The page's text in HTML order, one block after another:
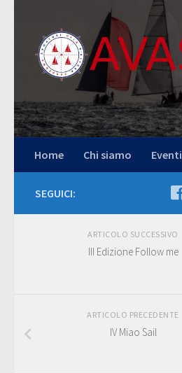
Salta al contenuto
Home Chi siamo Eventi
SEGUICI:
ARTICOLO SUCCESSIVO
III Edizione Follow me
ARTICOLO PRECEDENTE
IV Miao Sail